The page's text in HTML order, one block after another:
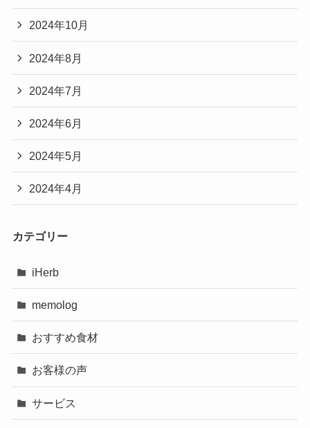
2024年10月
2024年8月
2024年7月
2024年6月
2024年5月
2024年4月
カテゴリー
iHerb
memolog
おすすめ食材
お客様の声
サービス